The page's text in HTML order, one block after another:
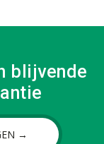
blijvende
→